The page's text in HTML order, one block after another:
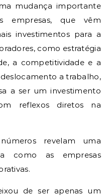
mudança importante
empresas, que vêm
investimentos para a
como estratégia
a competitividade e a
a trabalho,
a ser um investimento
reflexos diretos na
revelam uma
como as empresas
de ser apenas um